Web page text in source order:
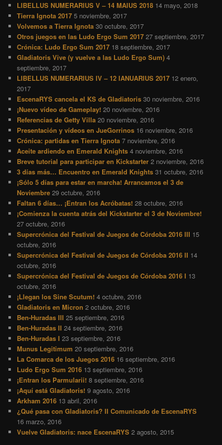
LIBELLUS NUMERARIUS V – 14 MAIUS 2018 14 mayo, 2018
Tierra Ignota 2017 5 noviembre, 2017
Volvemos a Tierra Ignota 30 octubre, 2017
Otros juegos en las Ludo Ergo Sum 2017 27 septiembre, 2017
Crónica: Ludo Ergo Sum 2017 18 septiembre, 2017
Gladiatoris Vive (y vuelve a las Ludo Ergo Sum) 4
septiembre, 2017
LIBELLUS NUMERARIUS IV – 12 IANUARIUS 2017 12 enero,
2017
EscenaRYS cancela el KS de Gladiatoris 30 noviembre, 2016
¡Nuevo vídeo de Gameplay! 20 noviembre, 2016
Referencias de Getty Villa 20 noviembre, 2016
Presentación y vídeos en JueGorrinos 16 noviembre, 2016
Crónica: partidas en Tierra Ignota 7 noviembre, 2016
Aceite ardiendo en Emerald Knights 4 noviembre, 2016
Breve tutorial para participar en Kickstarter 2 noviembre, 2016
3 días más… Encuentro en Emerald Knights 31 octubre, 2016
¡Sólo 5 días para estar en marcha! Arrancamos el 3 de
Noviembre 29 octubre, 2016
Faltan 6 días… ¡Entran los Acróbatas! 28 octubre, 2016
¡Comienza la cuenta atrás del Kickstarter el 3 de Noviembre!
27 octubre, 2016
Supercrónica del Festival de Juegos de Córdoba 2016 III 15
octubre, 2016
Supercrónica del Festival de Juegos de Córdoba 2016 II 14
octubre, 2016
Supercrónica del Festival de Juegos de Córdoba 2016 I 13
octubre, 2016
¡Llegan los Sine Scutum! 4 octubre, 2016
Gladiatoris en Micron 2 octubre, 2016
Ben-Huradas III 25 septiembre, 2016
Ben-Huradas II 24 septiembre, 2016
Ben-Huradas I 23 septiembre, 2016
Munus Legitimum 20 septiembre, 2016
La Comarca de los Juegos 2016 16 septiembre, 2016
Ludo Ergo Sum 2016 13 septiembre, 2016
¡Entran los Parmularii! 8 septiembre, 2016
¡Aquí está Gladiatoris! 9 agosto, 2016
Arkham 2016 13 abril, 2016
¿Qué pasa con Gladiatoris? II Comunicado de EscenaRYS
16 marzo, 2016
Vuelve Gladiatoris: nace EscenaRYS 2 agosto, 2015